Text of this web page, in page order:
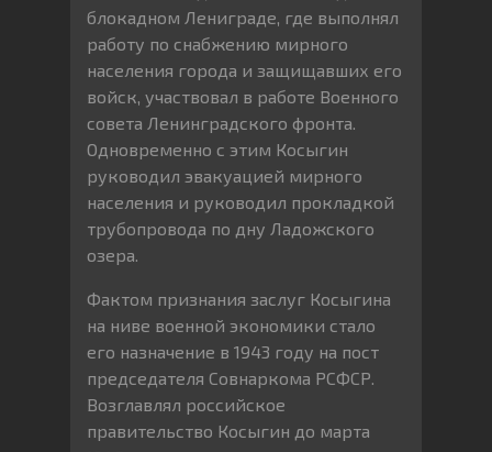
блокадном Лениграде, где выполнял
работу по снабжению мирного
населения города и защищавших его
войск, участвовал в работе Военного
совета Ленинградского фронта.
Одновременно с этим Косыгин
руководил эвакуацией мирного
населения и руководил прокладкой
трубопровода по дну Ладожского
озера.
Фактом признания заслуг Косыгина
на ниве военной экономики стало
его назначение в 1943 году на пост
председателя Совнаркома РСФСР.
Возглавлял российское
правительство Косыгин до марта